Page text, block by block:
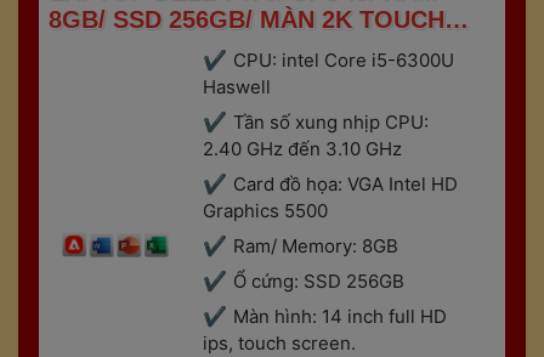
8GB/ SSD 256GB/ MÀN 2K TOUCH
CPU: intel Core i5-6300U
Haswell
Tần số xung nhịp CPU:
2.40 GHz đến 3.10 GHz
Card đồ họa: VGA Intel HD
Graphics 5500
Ram/ Memory: 8GB
Ổ cứng: SSD 256GB
Màn hình: 14 inch full HD
ips, touch screen.